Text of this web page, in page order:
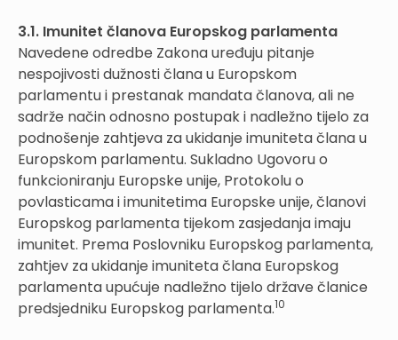
3.1. Imunitet članova Europskog parlamenta
Navedene odredbe Zakona uređuju pitanje
nespojivosti dužnosti člana u Europskom
parlamentu i prestanak mandata članova, ali ne
sadrže način odnosno postupak i nadležno tijelo za
podnošenje zahtjeva za ukidanje imuniteta člana u
Europskom parlamentu. Sukladno Ugovoru o
funkcioniranju Europske unije, Protokolu o
povlasticama i imunitetima Europske unije, članovi
Europskog parlamenta tijekom zasjedanja imaju
imunitet. Prema Poslovniku Europskog parlamenta,
zahtjev za ukidanje imuniteta člana Europskog
parlamenta upućuje nadležno tijelo države članice
predsjedniku Europskog parlamenta.10